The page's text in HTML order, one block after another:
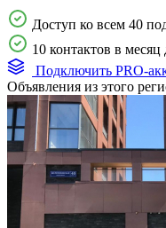
Доступ ко всем 40
10 контактов в месяц
Подключить PRO-
Объявления из этого